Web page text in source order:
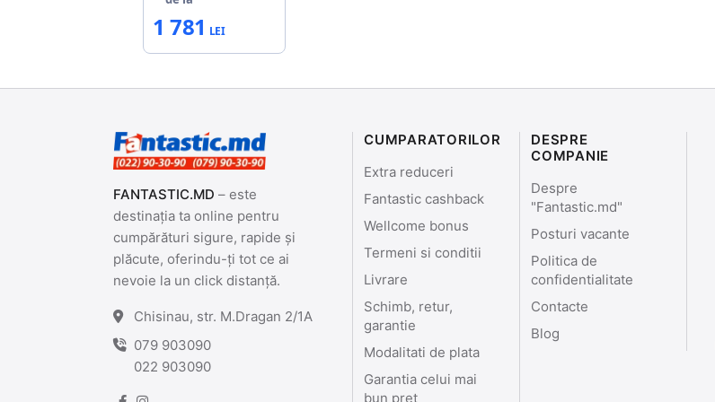
1 781
FANTASTIC.MD – este
destinația ta online pentru
cumpărături sigure, rapide și
plăcute, oferindu-ți tot ce ai
nevoie la un click distanță.
Chisinau, str. M.Dragan 2/1A
079 903090
022 903090
CUMPARATORILOR
Extra reduceri
Fantastic cashback
Wellcome bonus
Termeni si conditii
Livrare
Schimb, retur,
garantie
Modalitati de plata
Garantia celui mai
bun pret
DESPRE
COMPANIE
Despre
"Fantastic.md"
Posturi vacante
Politica de
confidentialitate
Contacte
Blog